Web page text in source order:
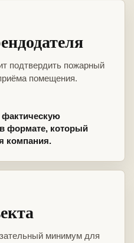
подтвердить пожарный
помещения.
формате, который
компания.
минимум для